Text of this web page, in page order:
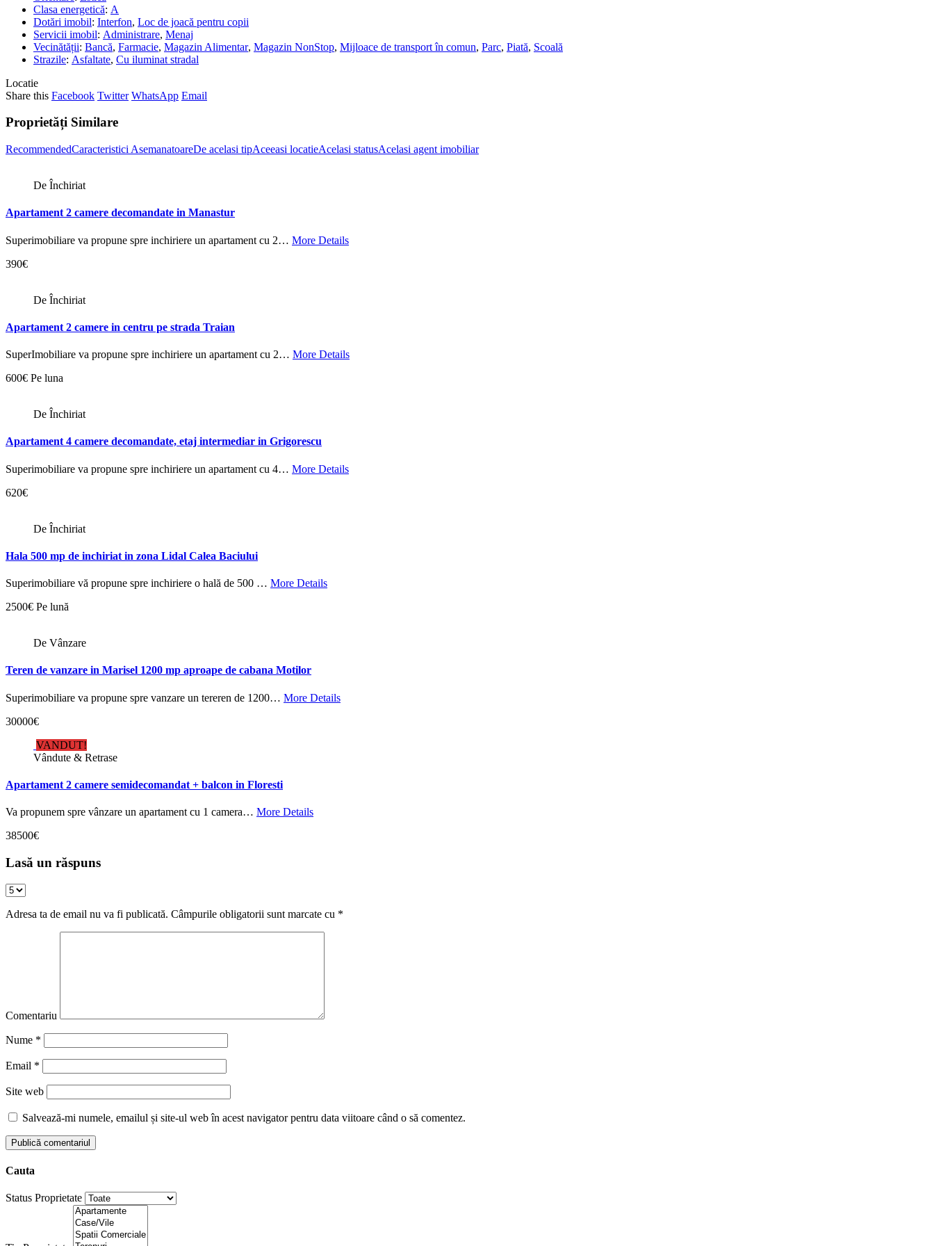
Clasa energetică: A
Dotări imobil: Interfon, Loc de joacă pentru copii
Servicii imobil: Administrare, Menaj
Vecinătății: Bancă, Farmacie, Magazin Alimentar, Magazin NonStop, Mijloace de transport în comun, Parc, Piată, Scoală
Strazile: Asfaltate, Cu iluminat stradal
Locatie
Share this Facebook Twitter WhatsApp Email
Proprietăți Similare
RecommendedCaracteristici AsemanatoareDe acelasi tipAceeasi locatieAcelasi statusAcelasi agent imobiliar
De Închiriat
Apartament 2 camere decomandate in Manastur
Superimobiliare va propune spre inchiriere un apartament cu 2… More Details
390€
De Închiriat
Apartament 2 camere in centru pe strada Traian
SuperImobiliare va propune spre inchiriere un apartament cu 2… More Details
600€ Pe luna
De Închiriat
Apartament 4 camere decomandate, etaj intermediar in Grigorescu
Superimobiliare va propune spre inchiriere un apartament cu 4… More Details
620€
De Închiriat
Hala 500 mp de inchiriat in zona Lidal Calea Baciului
Superimobiliare vă propune spre inchiriere o hală de 500 … More Details
2500€ Pe lună
De Vânzare
Teren de vanzare in Marisel 1200 mp aproape de cabana Motilor
Superimobiliare va propune spre vanzare un tereren de 1200… More Details
30000€
VANDUT!
Vândute & Retrase
Apartament 2 camere semidecomandat + balcon in Floresti
Va propunem spre vânzare un apartament cu 1 camera… More Details
38500€
Lasă un răspuns
Adresa ta de email nu va fi publicată. Câmpurile obligatorii sunt marcate cu *
Comentariu
Nume *
Email *
Site web
Salvează-mi numele, emailul și site-ul web în acest navigator pentru data viitoare când o să comentez.
Cauta
Status Proprietate